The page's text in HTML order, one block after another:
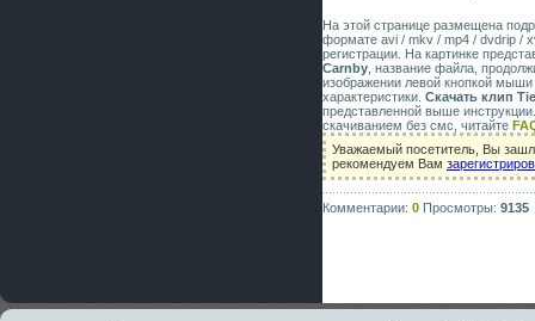
На этой странице размещена
формате avi / mkv / mp4 / dvdrip /
регистрации. На картинке
Carnby , название файла,
изображении левой кнопкой
характеристики. Скачать клип
представленной выше
скачиванием без смс, читайте
Уважаемый посетитель, Вы
рекомендуем Вам
Комментарии: 0 Просмотры: 9135